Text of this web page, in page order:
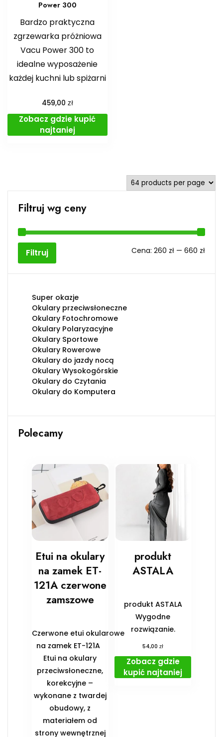
Power 300
Bardzo praktyczna
zgrzewarka próżniowa
Vacu Power 300 to
idealne wyposażenie
każdej kuchni lub spiżarni
459,00 zł
Zobacz gdzie kupić
najtaniej
Filtruj wg ceny
Cena
Cena
Filtruj Cena: 260 zł — 660 zł
Super okazje
Okulary przeciwsłoneczne
Okulary Fotochromowe
Okulary Polaryzacyjne
Okulary Sportowe
Okulary Rowerowe
Okulary do jazdy nocą
Okulary Wysokogórskie
Okulary do Czytania
Okulary do Komputera
Polecamy
Etui na okulary
na zamek ET-
121A czerwone
zamszowe
Czerwone etui okularowe
na zamek ET-121A
Etui na okulary
przeciwsłoneczne,
korekcyjne –
wykonane z twardej
obudowy, z
materiałem od
strony wewnętrznej
produkt
ASTALA
produkt ASTALA
Wygodne
rozwiązanie.
54,00zł
Zobacz gdzie
kupić najtaniej